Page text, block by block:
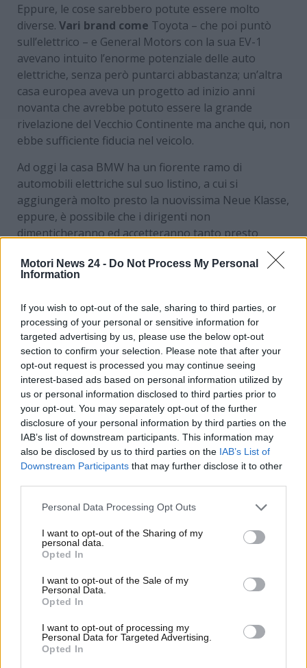
Motori News 24 - Do Not Process My Personal
Information
If you wish to opt-out of the sale, sharing to third parties, or
processing of your personal or sensitive information for
targeted advertising by us, please use the below opt-out
section to confirm your selection. Please note that after your
opt-out request is processed you may continue seeing
interest-based ads based on personal information utilized by
us or personal information disclosed to third parties prior to
your opt-out. You may separately opt-out of the further
disclosure of your personal information by third parties on the
IAB’s list of downstream participants. This information may
also be disclosed by us to third parties on the IAB’s List of
Downstream Participants that may further disclose it to other
Personal Data Processing Opt Outs
I want to opt-out of the Sharing of my
personal data.
Opted In
I want to opt-out of the Sale of my
Personal Data.
Opted In
I want to opt-out of processing my
Personal Data for Targeted Advertising.
Opted In
Eppure, le cose sarebbero potute essere molto
diverse. Vari brand come Toyota – che poi puntò
sull’elettrico – e General Motors con la sua EV-1
avevano intuito l’enorme potenziale delle auto
elettriche, senza però puntarci abbastanza; un’altra
casa europea aveva un progetto ad inizio anni
novanta che avrebbe potuto essere la grande
rivelazione del Vecchio Continente ma anche qui, non
ebbe sufficiente fiducia nel veicolo.
Ad oggi la casa BMW ha un fiorente ramo di
automobili elettriche sul suo listino, a cui si
aggiungerà molto presto la nuovissima Neue Klasse,
eppure, è possibile che i dirigenti non
dimenticheranno ed accetteranno tanto presto
l’errore di valutazione compiuto oltre vent’anni fa,
quando sembrava che l’aziendapotesse diventare
il primo marchio europeo a produrre in serie
Il rimpianto di BMW è
assurdo
Era il 1991 quando all’International Motor Show che
si teneva nella località casalinga di Francoforte BMW
svelò al mondo un progetto ideato da Mark Clarke,
designer che ha creato una delle prime monovolume
elettriche della storia. Si trattavadella BMW E1, un
progetto nato come innovazione ma finito nel
dimenticatoio dell’azienda molto presto, nonostante
il clamore suscitato alla sua grande presentazione.